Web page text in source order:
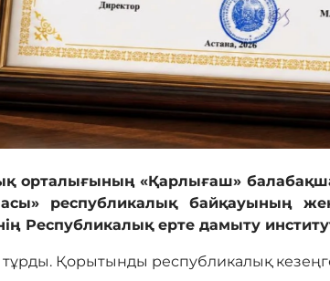
орталығының «Қарлығаш»
республикалық байқауының
Республикалық ерте дамыту
Қорытынды республикалық кезеңге